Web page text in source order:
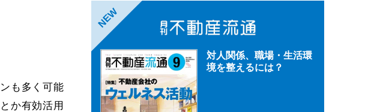
も多く可能
か有効活用
NEW
対人関係、職場・生活環
境を整えるには？